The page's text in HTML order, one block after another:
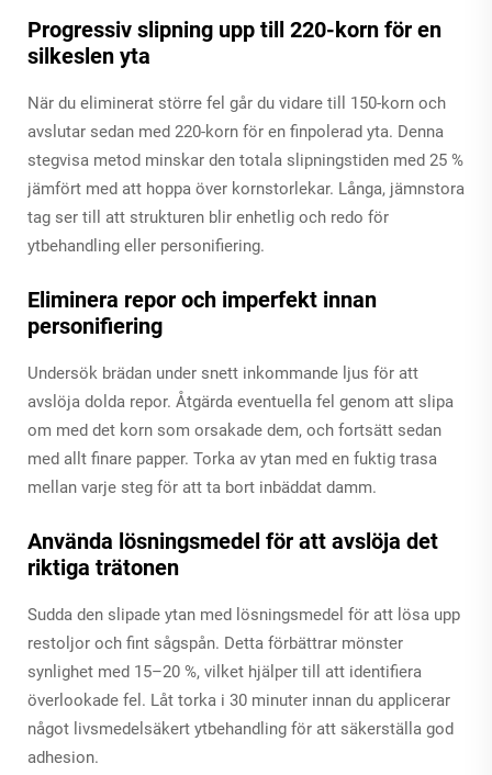
Progressiv slipning upp till 220-korn för en
silkeslen yta
När du eliminerat större fel går du vidare till 150-korn och
avslutar sedan med 220-korn för en finpolerad yta. Denna
stegvisa metod minskar den totala slipningstiden med 25 %
jämfört med att hoppa över kornstorlekar. Långa, jämnstora
tag ser till att strukturen blir enhetlig och redo för
ytbehandling eller personifiering.
Eliminera repor och imperfekt innan
personifiering
Undersök brädan under snett inkommande ljus för att
avslöja dolda repor. Åtgärda eventuella fel genom att slipa
om med det korn som orsakade dem, och fortsätt sedan
med allt finare papper. Torka av ytan med en fuktig trasa
mellan varje steg för att ta bort inbäddat damm.
Använda lösningsmedel för att avslöja det
riktiga trätonen
Sudda den slipade ytan med lösningsmedel för att lösa upp
restoljor och fint sågspån. Detta förbättrar mönster
synlighet med 15–20 %, vilket hjälper till att identifiera
överlookade fel. Låt torka i 30 minuter innan du applicerar
något livsmedelsäkert ytbehandling för att säkerställa god
adhesion.